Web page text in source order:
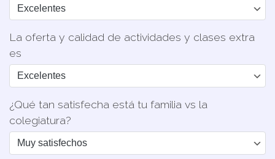
La oferta y calidad de actividades y clases extra
es
¿Qué tan satisfecha está tu familia vs la
colegiatura?